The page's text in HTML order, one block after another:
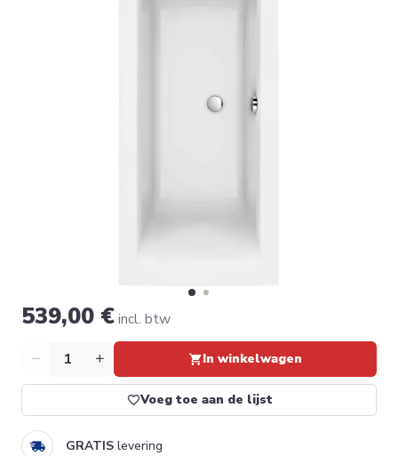
539,00 €incl. btw
Aantal In winkelwagen
Voeg toe aan de lijst
GRATIS levering